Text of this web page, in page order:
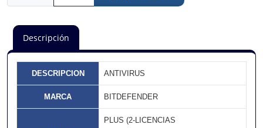
Descripción
DESCRIPCION ANTIVIRUS
MARCA BITDEFENDER
PLUS (2-LICENCIAS